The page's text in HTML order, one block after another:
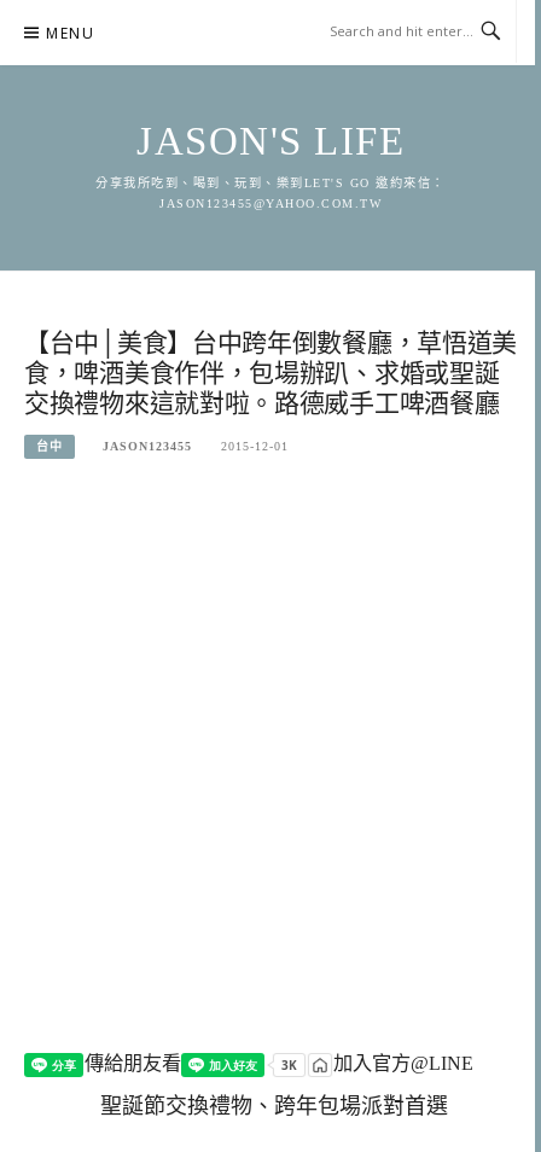
content
MENU
JASON'S LIFE
分享我所吃到、喝到、玩到、樂到LET'S GO 邀約來信：
JASON123455@YAHOO.COM.TW
【台中│美食】台中跨年倒數餐廳，草悟道美
食，啤酒美食作伴，包場辦趴、求婚或聖誕
交換禮物來這就對啦。路德威手工啤酒餐廳
台中 JASON123455 2015-12-01
傳給朋友看 加入官方@LINE
聖誕節交換禮物、跨年包場派對首選